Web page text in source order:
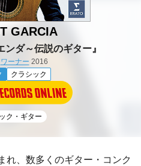
GARCIA
ダ～伝説のギター』
ワーナー 2016
クラシック
ク・ギター
れ、数多くのギター・コンク